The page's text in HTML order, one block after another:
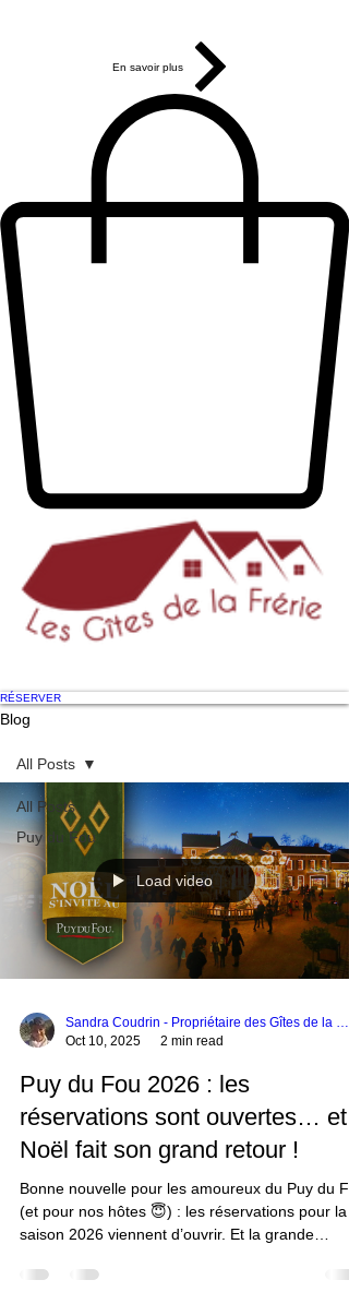
En savoir plus
RÉSERVER
Blog
All Posts
Puy du Fou
All Posts
Load video
Sandra Coudrin - Propriétaire des Gîtes de la Frérie
Oct 10, 2025
2 min read
Puy du Fou 2026 : les
réservations sont ouvertes… et
Noël fait son grand retour !
Bonne nouvelle pour les amoureux du Puy du
(et pour nos hôtes 😇) : les réservations pour la
saison 2026 viennent d’ouvrir. Et la grande
ouverture exceptionnelle pour les fêtes de Noël